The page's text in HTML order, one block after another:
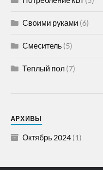
Своими руками (6)
Смеситель (5)
Теплый пол (7)
АРХИВЫ
Октябрь 2024 (1)